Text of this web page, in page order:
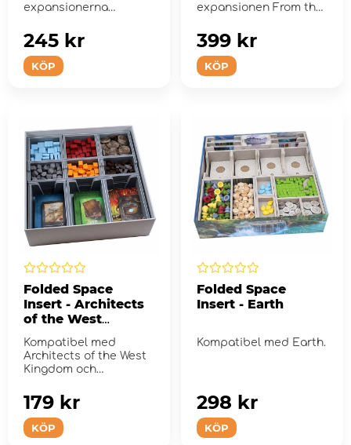
expansionerna
och Spirecrest.
KÖP
245 kr
expansionen From the
KÖP
399 kr
Folded Space
Insert - Architects
of the West
Kingdom +
Expansion
Kompatibel med
Architects of the West
Kingdom och
Artisans.
KÖP
179 kr
Folded Space
Insert - Earth
Kompatibel med Earth.
KÖP
298 kr